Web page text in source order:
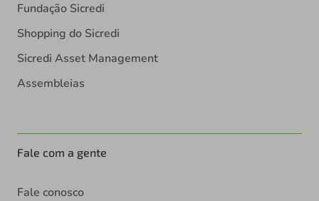
Fundação Sicredi
Shopping do Sicredi
Sicredi Asset Management
Assembleias
Fale com a gente
Fale conosco